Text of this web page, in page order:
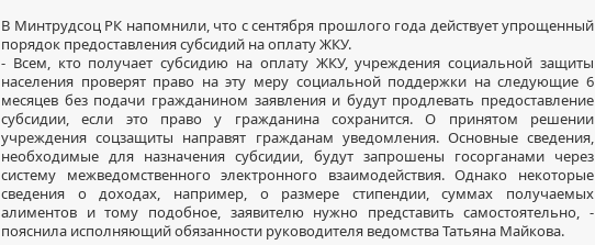
В Минтрудсоц РК напомнили, что с сентября прошлого года действует упрощенный
порядок предоставления субсидий на оплату ЖКУ.
- Всем, кто получает субсидию на оплату ЖКУ, учреждения социальной защиты
населения проверят право на эту меру социальной поддержки на следующие 6
месяцев без подачи гражданином заявления и будут продлевать предоставление
субсидии, если это право у гражданина сохранится. О принятом решении
учреждения соцзащиты направят гражданам уведомления. Основные сведения,
необходимые для назначения субсидии, будут запрошены госорганами через
систему межведомственного электронного взаимодействия. Однако некоторые
сведения о доходах, например, о размере стипендии, суммах получаемых
алиментов и тому подобное, заявителю нужно представить самостоятельно, -
пояснила исполняющий обязанности руководителя ведомства Татьяна Майкова.